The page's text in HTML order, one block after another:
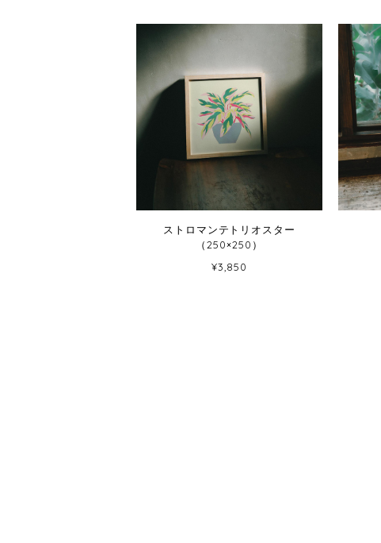
ストロマンテトリオスター
（250×250）
¥3,850